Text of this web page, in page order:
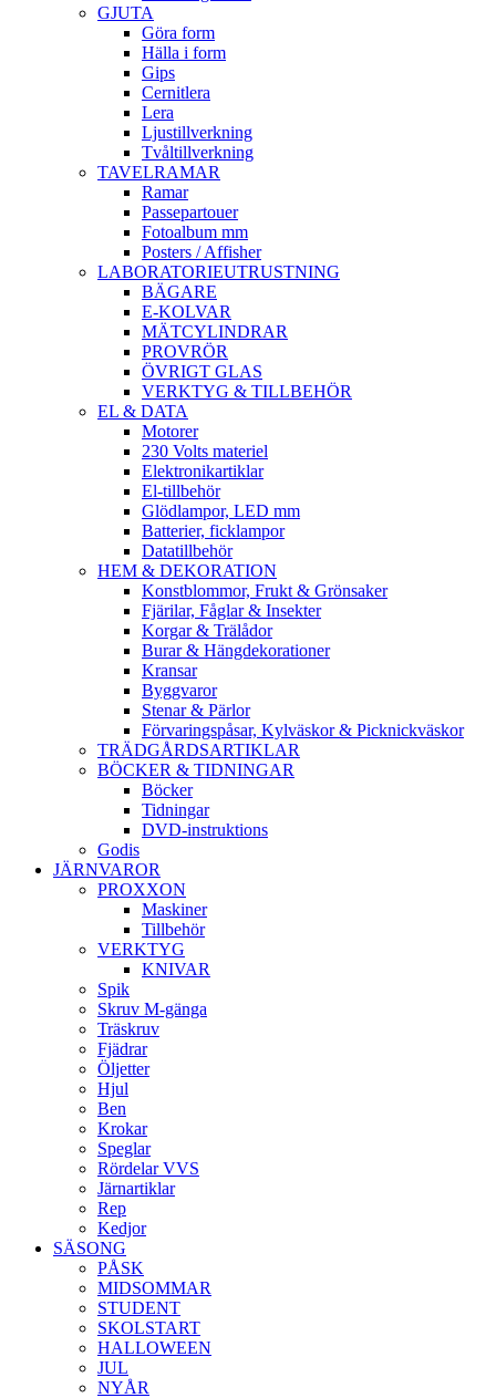
GJUTA
Göra form
Hälla i form
Gips
Cernitlera
Lera
Ljustillverkning
Tvåltillverkning
TAVELRAMAR
Ramar
Passepartouer
Fotoalbum mm
Posters / Affisher
LABORATORIEUTRUSTNING
BÄGARE
E-KOLVAR
MÄTCYLINDRAR
PROVRÖR
ÖVRIGT GLAS
VERKTYG & TILLBEHÖR
EL & DATA
Motorer
230 Volts materiel
Elektronikartiklar
El-tillbehör
Glödlampor, LED mm
Batterier, ficklampor
Datatillbehör
HEM & DEKORATION
Konstblommor, Frukt & Grönsaker
Fjärilar, Fåglar & Insekter
Korgar & Trälådor
Burar & Hängdekorationer
Kransar
Byggvaror
Stenar & Pärlor
Förvaringspåsar, Kylväskor & Picknickväskor
TRÄDGÅRDSARTIKLAR
BÖCKER & TIDNINGAR
Böcker
Tidningar
DVD-instruktions
Godis
JÄRNVAROR
PROXXON
Maskiner
Tillbehör
VERKTYG
KNIVAR
Spik
Skruv M-gänga
Träskruv
Fjädrar
Öljetter
Hjul
Ben
Krokar
Speglar
Rördelar VVS
Järnartiklar
Rep
Kedjor
SÄSONG
PÅSK
MIDSOMMAR
STUDENT
SKOLSTART
HALLOWEEN
JUL
NYÅR